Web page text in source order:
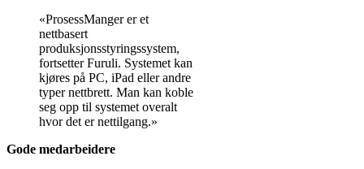
«ProsessManger er et
nettbasert
produksjonsstyringssystem,
fortsetter Furuli. Systemet kan
kjøres på PC, iPad eller andre
typer nettbrett. Man kan koble
seg opp til systemet overalt
hvor det er nettilgang.»
Gode medarbeidere